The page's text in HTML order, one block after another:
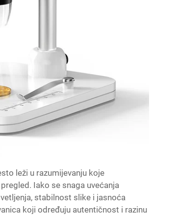
leži u razumijevanju koje
Iako se snaga uvećanja
stabilnost slike i jasnoća
koji određuju autentičnost i razinu